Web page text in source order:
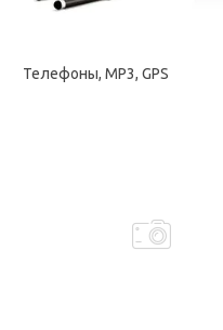
Телефоны, MP3, GPS